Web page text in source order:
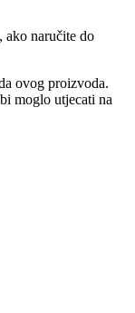
, ako naručite do
ovog proizvoda.
moglo utjecati na